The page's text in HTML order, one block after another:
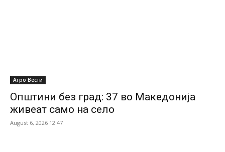
Агро Вести
Општини без град: 37 во Македонија
живеат само на село
August 6, 2026 12:47